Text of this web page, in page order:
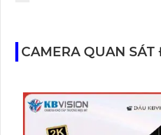
CAMERA QUAN